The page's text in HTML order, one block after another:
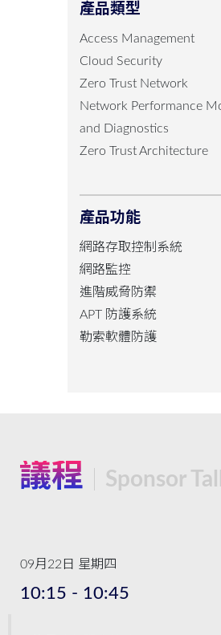
產品類型
Access Management
Cloud Security
Zero Trust Network
Network Performance
and Diagnostics
Zero Trust Architecture
產品功能
網路存取控制系統
網路監控
進階威脅防禦
APT 防護系統
勒索軟體防護
議程 Sponsor
09月22日 星期四
10:15 - 10:45